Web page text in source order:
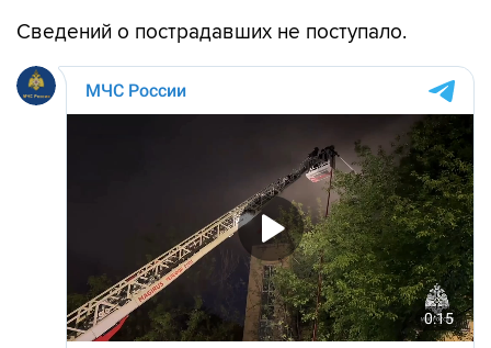
Сведений о пострадавших не поступало.